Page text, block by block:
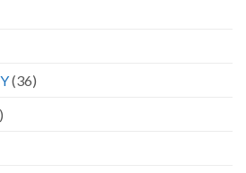
(36)